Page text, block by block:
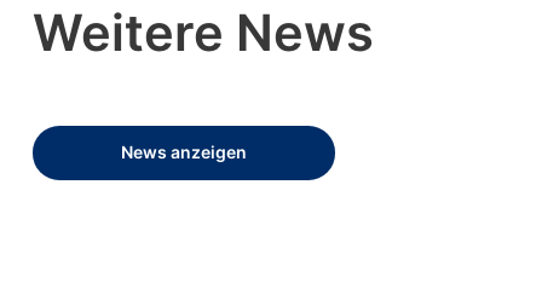
Weitere News
News anzeigen